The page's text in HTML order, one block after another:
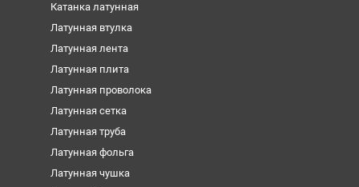
Катанка латунная
Латунная втулка
Латунная лента
Латунная плита
Латунная проволока
Латунная сетка
Латунная труба
Латунная фольга
Латунная чушка